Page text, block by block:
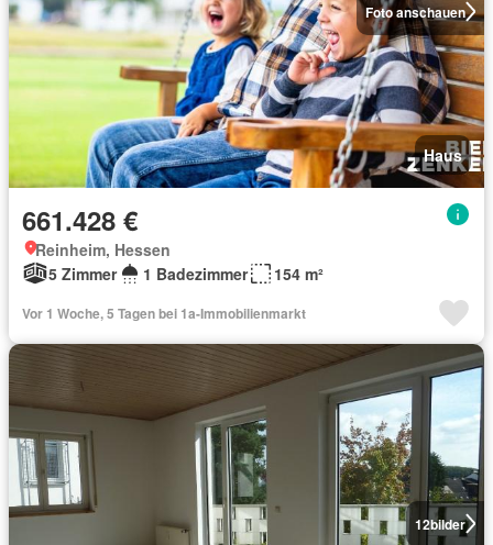
Foto anschauen
Haus
661.428 €
Reinheim, Hessen
5 Zimmer
1 Badezimmer 154 m²
Vor 1 Woche, 5 Tagen bei 1a-Immobilienmarkt
12bilder